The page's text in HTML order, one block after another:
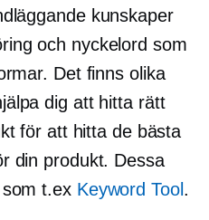
kunskaper
och nyckelord som
Det finns olika
dig att hitta rätt
för att hitta de bästa
din produkt. Dessa
t.ex Keyword Tool .